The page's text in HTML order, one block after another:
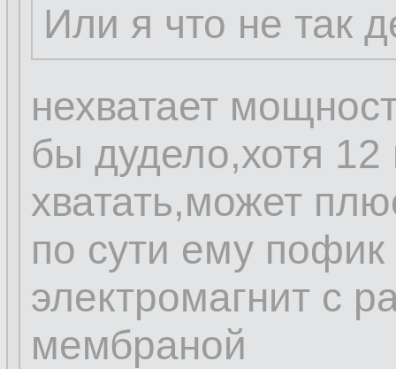
Или я что не так
нехватает
бы дудело,хотя
хватать,может
по сути ему
электромагнит с
мембраной